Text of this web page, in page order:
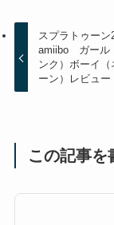
スプラトゥー
amiibo ガール
ンク）ボーイ（
ーン）レビュー
この記事を